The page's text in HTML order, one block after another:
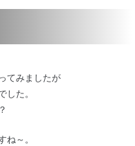
てみましたが
した。
ね～。